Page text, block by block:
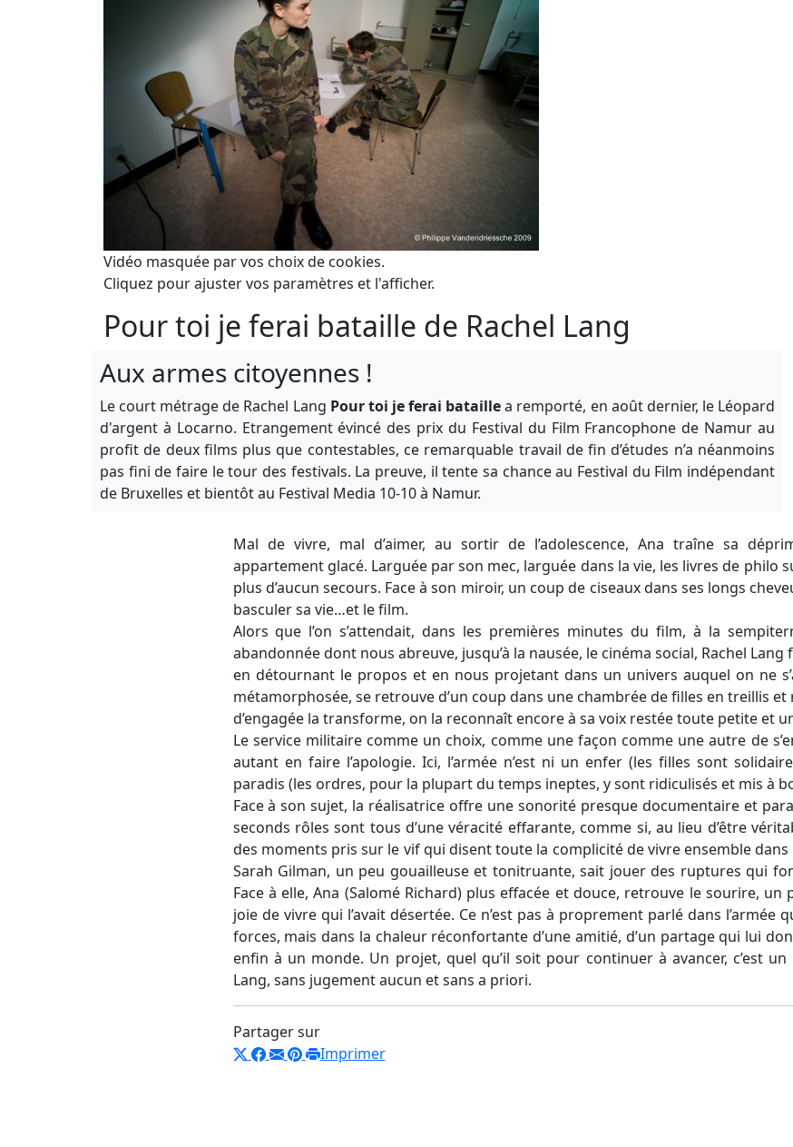
Vidéo masquée par vos choix de cookies.
Cliquez pour ajuster vos paramètres et l'afficher.
Pour toi je ferai bataille de Rachel Lang
Aux armes citoyennes !
Le court métrage de Rachel Lang Pour toi je ferai bataillea remporté, en août dernier, le Léopard
d'argent à Locarno. Etrangement évincé des prix du Festival du Film Francophone de Namur au
profit de deux films plus que contestables, ce remarquable travail de fin d’études n’a néanmoins
pas fini de faire le tour des festivals. La preuve, il tente sa chance au Festival du Film indépendant
de Bruxelles et bientôt au Festival Media 10-10 à Namur.
Mal de vivre, mal d’aimer, au sortir de l’adolescence, Ana traîne sa
appartement glacé. Larguée par son mec, larguée dans la vie, les livres de philo
plus d’aucun secours. Face à son miroir, un coup de ciseaux dans ses longs
basculer sa vie…et le film.
Alors que l’on s’attendait, dans les premières minutes du film, à la
abandonnée dont nous abreuve, jusqu’à la nausée, le cinéma social, Rachel
en détournant le propos et en nous projetant dans un univers auquel on ne
métamorphosée, se retrouve d’un coup dans une chambrée de filles en treillis et
d’engagée la transforme, on la reconnaît encore à sa voix restée toute petite et
Le service militaire comme un choix, comme une façon comme une autre de
autant en faire l’apologie. Ici, l’armée n’est ni un enfer (les filles sont
paradis (les ordres, pour la plupart du temps ineptes, y sont ridiculisés et mis à
Face à son sujet, la réalisatrice offre une sonorité presque documentaire et
seconds rôles sont tous d’une véracité effarante, comme si, au lieu d’être
des moments pris sur le vif qui disent toute la complicité de vivre ensemble
Sarah Gilman, un peu gouailleuse et tonitruante, sait jouer des ruptures qui
Face à elle, Ana (Salomé Richard) plus effacée et douce, retrouve le sourire,
joie de vivre qui l’avait désertée. Ce n’est pas à proprement parlé dans l’armée
forces, mais dans la chaleur réconfortante d’une amitié, d’un partage qui lui
enfin à un monde. Un projet, quel qu’il soit pour continuer à avancer, c’est
Lang, sans jugement aucun et sans a priori.
Partager sur
Imprimer